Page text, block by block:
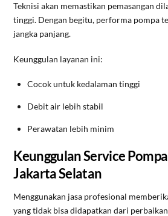
Teknisi akan memastikan pemasangan
tinggi. Dengan begitu, performa pompa
jangka panjang.
Keunggulan layanan ini:
Cocok untuk kedalaman tinggi
Debit air lebih stabil
Perawatan lebih minim
Keunggulan Service
Jakarta Selatan
Menggunakan jasa profesional
yang tidak bisa didapatkan dari